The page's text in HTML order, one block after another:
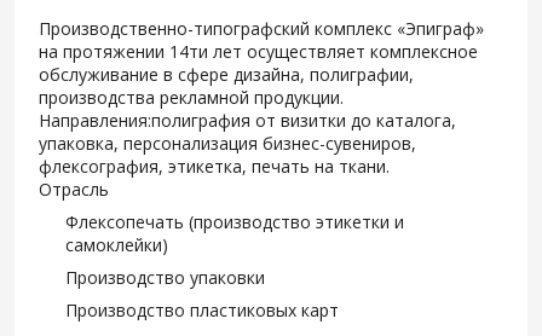
Производственно-типографский комплекс «Эпиграф»
на протяжении 14ти лет осуществляет комплексное
обслуживание в сфере дизайна, полиграфии,
производства рекламной продукции.
Направления:полиграфия от визитки до каталога,
упаковка, персонализация бизнес-сувениров,
флексография, этикетка, печать на ткани.
Отрасль
Флексопечать (производство этикетки и
самоклейки)
Производство упаковки
Производство пластиковых карт